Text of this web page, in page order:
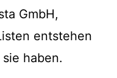
GmbH,
entstehen
haben.